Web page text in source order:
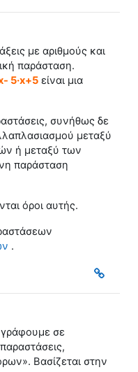
με αριθμούς και
παράσταση.
5·x+5είναι μια
συνήθως δε
μεταξύ
ή μεταξύ των
παράσταση
όροι αυτής.
.
γράφουμε σε
ν». Βασίζεται στην